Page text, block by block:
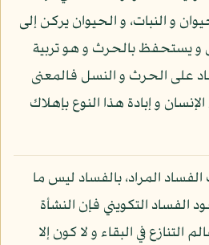
و النبات، و الحيوان يركن إلى
و يستحفظ بالحرث و هو تربية
على الحرث و النسل فالمعنى
و إبادة هذا النوع بإهلاك
المراد، بالفساد ليس ما
الفساد التكويني فإن النشأة
التنازع في البقاء و لا كون إلا